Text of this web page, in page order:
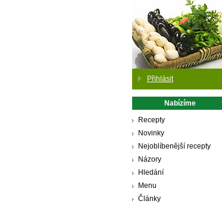
Přihlásit
Nabízíme
Recepty
Novinky
Nejoblíbenější recepty
Názory
Hledání
Menu
Články